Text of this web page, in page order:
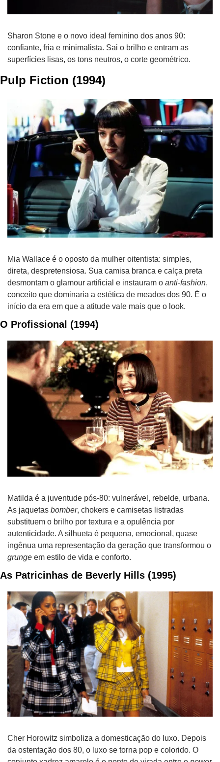
Sharon Stone e o novo ideal feminino dos anos 90:
confiante, fria e minimalista. Sai o brilho e entram as
superfícies lisas, os tons neutros, o corte geométrico.
Pulp Fiction (1994)
Mia Wallace é o oposto da mulher oitentista: simples,
direta, despretensiosa. Sua camisa branca e calça preta
desmontam o glamour artificial e instauram o anti-fashion,
conceito que dominaria a estética de meados dos 90. É o
início da era em que a atitude vale mais que o look.
O Profissional (1994)
Matilda é a juventude pós-80: vulnerável, rebelde, urbana.
As jaquetas bomber, chokers e camisetas listradas
substituem o brilho por textura e a opulência por
autenticidade. A silhueta é pequena, emocional, quase
grunge em estilo de vida e conforto.
As Patricinhas de Beverly Hills (1995)
Cher Horowitz simboliza a domesticação do luxo. Depois
da ostentação dos 80, o luxo se torna pop e colorido. O